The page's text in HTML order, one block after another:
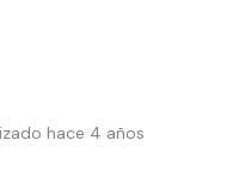
hace 4 años